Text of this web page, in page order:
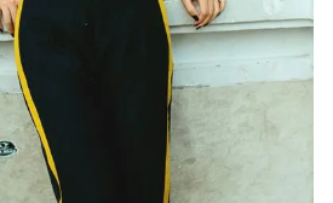
Bất động sản
Tấm lòng Việt
Vươn mình bằng AI